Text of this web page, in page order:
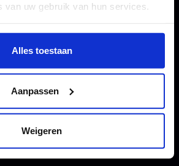
van uw gebruik van hun services.
de voorkeur aanpassen, bekijk dan
statement-en-
Alles toestaan
Aanpassen
Weigeren